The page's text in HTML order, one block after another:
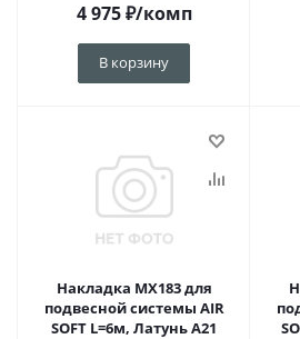
4 975₽/комп
В корзину
Накладка MX183 для
подвесной системы AIR
SOFT L=6м, Латунь А21